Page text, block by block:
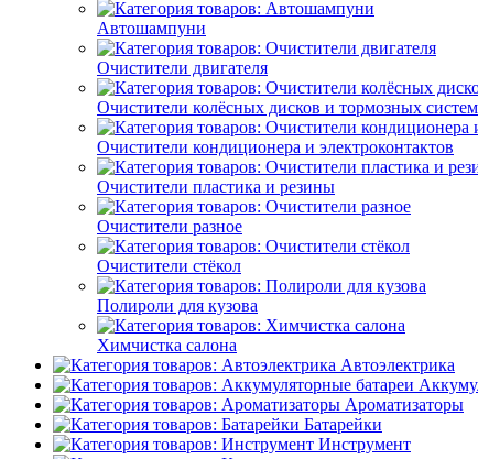
Автошампуни
Очистители двигателя
Очистители колёсных дисков и тормозных систем
Очистители кондиционера и электроконтактов
Очистители пластика и резины
Очистители разное
Очистители стёкол
Полироли для кузова
Химчистка салона
Автоэлектрика
Ароматизаторы
Батарейки
Инструмент